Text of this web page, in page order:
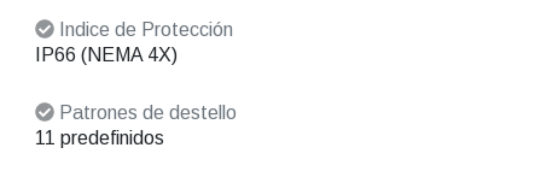
Indice de Protección
IP66 (NEMA 4X)
Patrones de destello
11 predefinidos